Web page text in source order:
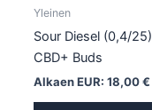
Yleinen
Sour Diesel (0,4/25)
CBD+ Buds
Alkaen EUR: 18,00€